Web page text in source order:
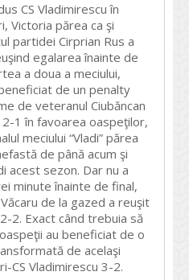
CS Vladimirescu în
Victoria părea ca şi
partidei Cirprian Rus a
egalarea înainte de
a doua a meciului,
de un penalty
de veteranul Ciubăncan
1 în favoarea oaspeţilor,
meciului “Vladi” părea
de până acum şi
acest sezon. Dar nu a
minute înainte de final,
de la gazed a reuşit
2. Exact când trebuia să
au beneficiat de o
de acelaşi
CS Vladimirescu 3-2.